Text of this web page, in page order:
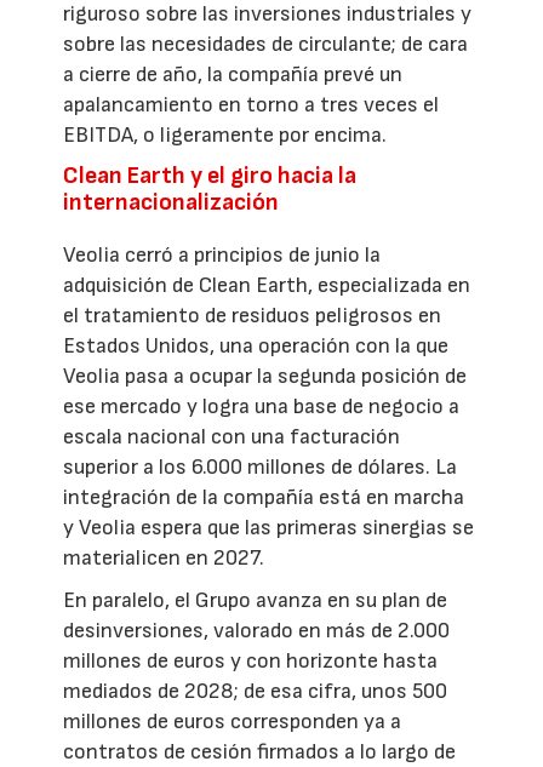
riguroso sobre las inversiones industriales y
sobre las necesidades de circulante; de cara
a cierre de año, la compañía prevé un
apalancamiento en torno a tres veces el
EBITDA, o ligeramente por encima.
Clean Earth y el giro hacia la
internacionalización
Veolia cerró a principios de junio la
adquisición de Clean Earth, especializada en
el tratamiento de residuos peligrosos en
Estados Unidos, una operación con la que
Veolia pasa a ocupar la segunda posición de
ese mercado y logra una base de negocio a
escala nacional con una facturación
superior a los 6.000 millones de dólares. La
integración de la compañía está en marcha
y Veolia espera que las primeras sinergias se
materialicen en 2027.
En paralelo, el Grupo avanza en su plan de
desinversiones, valorado en más de 2.000
millones de euros y con horizonte hasta
mediados de 2028; de esa cifra, unos 500
millones de euros corresponden ya a
contratos de cesión firmados a lo largo de